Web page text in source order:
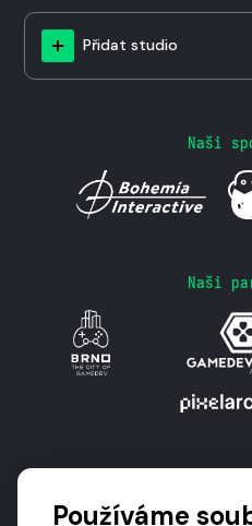
Přidat studio
Naši
Naši
Používáme